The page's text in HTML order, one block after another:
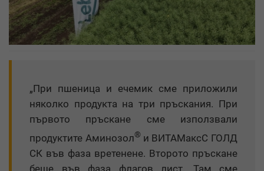
„При пшеница и ечемик сме приложили
няколко продукта на три пръскания. При
първото пръскане сме използвали
продуктите Аминозол® и ВИТАМаксС ГОЛД
СК във фаза вретенене. Второто пръскане
беше във фаза флагов лист. Там сме